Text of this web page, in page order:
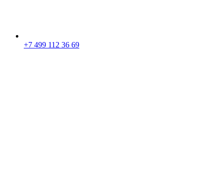
+7 499 112 36 69